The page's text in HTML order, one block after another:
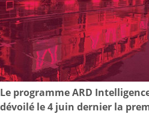
Le programme ARD
dévoilé le 4 juin dernier la